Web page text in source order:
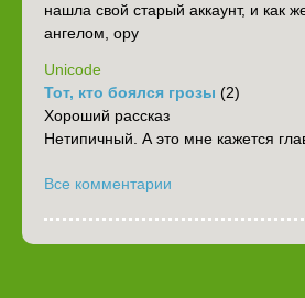
нашла свой старый аккаунт, и как
ангелом, ору
Unicode
Тот, кто боялся грозы (2)
Хороший рассказ
Нетипичный. А это мне кажется
Все комментарии